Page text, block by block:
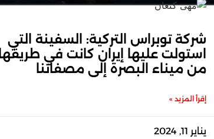
شركة توبراس التركية: السفينة التي
استولت عليها إيران كانت في طريقها
من ميناء البصرة إلى مصفاتنا
إقرأ المزيد »
يناير 11, 2024